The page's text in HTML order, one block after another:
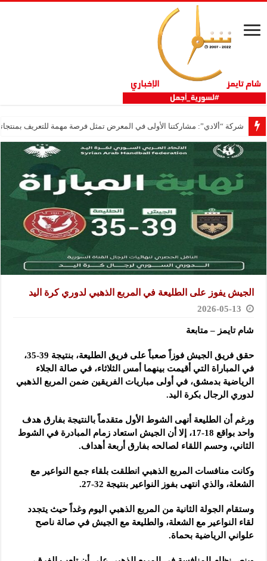
شركة “ألادي”: مشاركتنا الأولى في المعرض تمثل فرصة مهمة للتعريف
الجيش يفوز على الطليعة في المربع الذهبي لدوري كرة اليد
2026-05-13
شام تايمز – متابعة
حقق فريق الجيش فوزاً صعباً على فريق الطليعة، بنتيجة 39-‌‏35،
في المباراة التي أقيمت بينهما أمس الثلاثاء، في صالة الجلاء
‏الرياضية بدمشق، في أولى مباريات الفريقين ضمن المربع ‏الذهبي
لدوري الرجال بكرة اليد‎.‎
ورغم أن الطليعة أنهى الشوط الأول متقدماً بالنتيجة بفارق ‏هدف
واحد بواقع 18-17، إلا أن الجيش استعاد زمام المبادرة ‏في الشوط
الثاني، وحسم اللقاء لصالحه بفارق أربعة أهداف‎.‎
وكانت منافسات المربع الذهبي انطلقت بلقاء جمع النواعير ‏مع
الشعلة، والذي انتهى بفوز النواعير بنتيجة 32-27‌‎.
وستقام الجولة الثانية من المربع الذهبي اليوم وغداً حيث ‏يتجدد
لقاء النواعير مع الشعلة، ‏والطليعة مع الجيش في صالة ‏ناصح
علواني الرياضية ‏بحماة‎ .‎